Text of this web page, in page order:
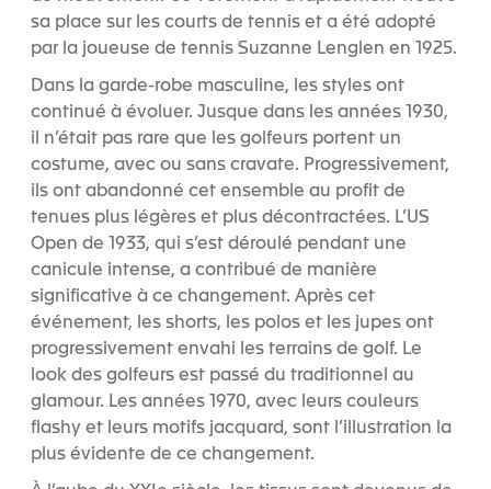
sa place sur les courts de tennis et a été adopté
par la joueuse de tennis Suzanne Lenglen en 1925.
Dans la garde-robe masculine, les styles ont
continué à évoluer. Jusque dans les années 1930,
il n’était pas rare que les golfeurs portent un
costume, avec ou sans cravate. Progressivement,
ils ont abandonné cet ensemble au profit de
tenues plus légères et plus décontractées. L’US
Open de 1933, qui s’est déroulé pendant une
canicule intense, a contribué de manière
significative à ce changement. Après cet
événement, les shorts, les polos et les jupes ont
progressivement envahi les terrains de golf. Le
look des golfeurs est passé du traditionnel au
glamour. Les années 1970, avec leurs couleurs
flashy et leurs motifs jacquard, sont l’illustration la
plus évidente de ce changement.